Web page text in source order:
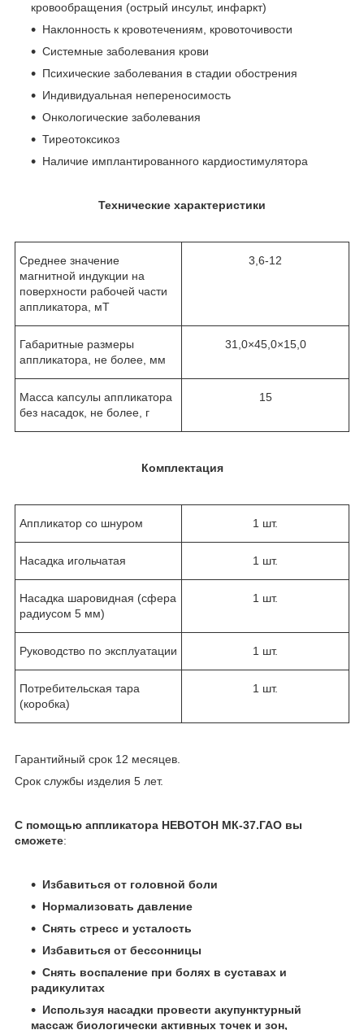
кровообращения (острый инсульт, инфаркт)
Наклонность к кровотечениям, кровоточивости
Системные заболевания крови
Психические заболевания в стадии обострения
Индивидуальная непереносимость
Онкологические заболевания
Тиреотоксикоз
Наличие имплантированного кардиостимулятора
Технические характеристики
Среднее значение
магнитной индукции на
поверхности рабочей части
аппликатора, мТ
3,6-12
Габаритные размеры
аппликатора, не более, мм
31,0×45,0×15,0
Масса капсулы аппликатора
без насадок, не более, г
15
Комплектация
Аппликатор со шнуром 1 шт.
Насадка игольчатая 1 шт.
Насадка шаровидная (сфера
радиусом 5 мм)
1 шт.
Руководство по эксплуатации 1 шт.
Потребительская тара
(коробка)
1 шт.
Гарантийный срок 12 месяцев.
Срок службы изделия 5 лет.
С помощью аппликатора НЕВОТОН МК-37.ГАО вы
сможете:
Избавиться от головной боли
Нормализовать давление
Снять стресс и усталость
Избавиться от бессонницы
Снять воспаление при болях в суставах и
радикулитах
Используя насадки провести акупунктурный
массаж биологически активных точек и зон,